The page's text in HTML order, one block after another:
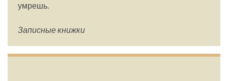
умрешь.
Записные книжки